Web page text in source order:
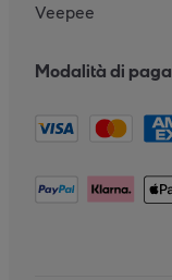
Veepee
Modalità di